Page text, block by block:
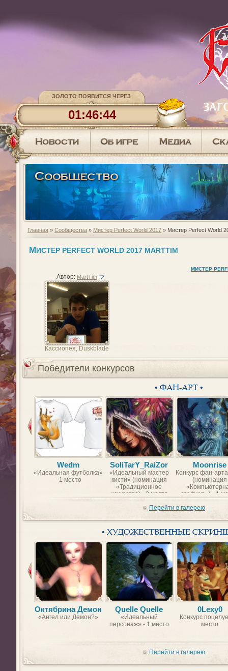
ЗОЛОТО ПОЯВИТСЯ ЧЕРЕЗ
01:46:43
АКТИВНОСТИ НА КАПЕЛЛЕ
Главная » Сообщества » Мистер Perfect World 2017 » Мистер Perfect World
МИСТЕР PERFECT WORLD 2017 MARTTIM
МИСТЕР
Автор: MartTim
Кассиопея, Duskblade
Победители конкурсов
• ФАН-АРТ •
Wedm
«Идеальная футболка»
- 1 место
SoliTarY_RaiZor
«Идеальный мастер
кисти» (номинация
«Традиционное
искусство) - 2 место
Moonrise
Конкурс фан-
(номинация
графика») - 1
Перейти в галерею
• ХУДОЖЕСТВЕННЫЕ
Октябрина Демон
«Ангел или Демон?»
Quelle Quelle
«Идеальный
персонаж» - 1 место
0Lexy0
Конкурс
место
Перейти в галерею